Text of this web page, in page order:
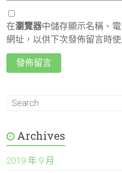
在瀏覽器中儲存顯示名稱、
網址，以供下次發佈留言時使
Archives
2019 年 9 月